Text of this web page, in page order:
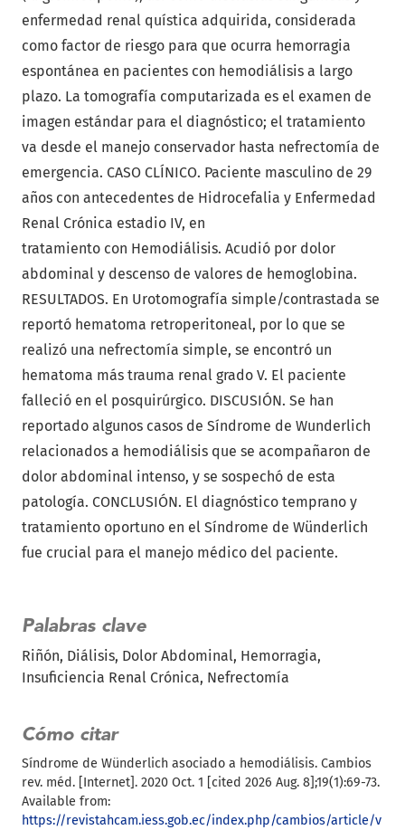
Palabras clave
Riñón Diálisis Dolor Abdominal Hemorragia
Insuficiencia Renal Crónica Nefrectomía
Cómo citar
Síndrome de Wünderlich asociado a hemodiálisis. Cambios
rev. méd. [Internet]. 2020 Oct. 1 [cited 2026 Aug. 8];19(1):69-73.
Available from:
https://revistahcam.iess.gob.ec/index.php/cambios/article/v
enfermedad renal quística adquirida, considerada
como factor de riesgo para que ocurra hemorragia
espontánea en pacientes con hemodiálisis a largo
plazo. La tomografía computarizada es el examen de
imagen estándar para el diagnóstico; el tratamiento
va desde el manejo conservador hasta nefrectomía de
emergencia. CASO CLÍNICO. Paciente masculino de 29
años con antecedentes de Hidrocefalia y Enfermedad
Renal Crónica estadio IV, en
tratamiento con Hemodiálisis. Acudió por dolor
abdominal y descenso de valores de hemoglobina.
RESULTADOS. En Urotomografía simple/contrastada se
reportó hematoma retroperitoneal, por lo que se
realizó una nefrectomía simple, se encontró un
hematoma más trauma renal grado V. El paciente
falleció en el posquirúrgico. DISCUSIÓN. Se han
reportado algunos casos de Síndrome de Wunderlich
relacionados a hemodiálisis que se acompañaron de
dolor abdominal intenso, y se sospechó de esta
patología. CONCLUSIÓN. El diagnóstico temprano y
tratamiento oportuno en el Síndrome de Wünderlich
fue crucial para el manejo médico del paciente.